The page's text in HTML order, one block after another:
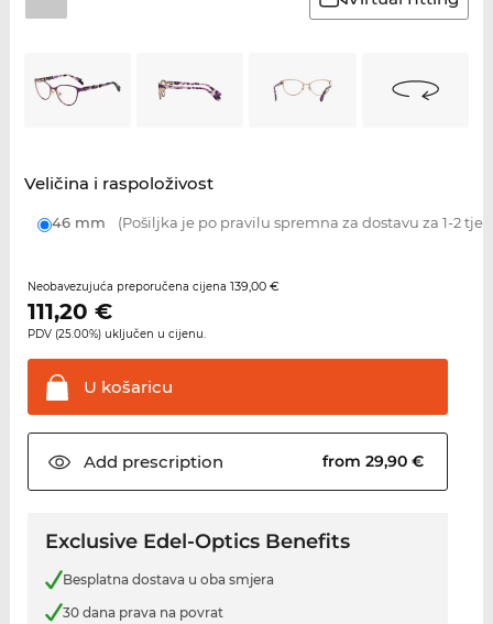
Veličina i raspoloživost
46 mm (Pošiljka je po pravilu spremna za dostavu za 1-2
Neobavezujuća preporučena cijena 139,00 €
111,20 €
PDV (25.00%) uključen u cijenu.
U košaricu
Add prescription from 29,90 €
Exclusive Edel-Optics Benefits
Besplatna dostava u oba smjera
30 dana prava na povrat